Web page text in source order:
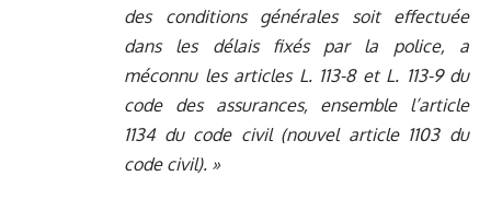
des conditions générales soit effectuée
dans les délais fixés par la police, a
méconnu les articles L. 113-8 et L. 113-9 du
code des assurances, ensemble l’article
1134 du code civil (nouvel article 1103 du
code civil). »